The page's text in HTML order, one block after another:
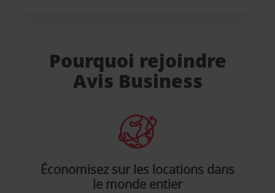
Pourquoi rejoindre
Avis Business
Économisez sur les locations dans
le monde entier